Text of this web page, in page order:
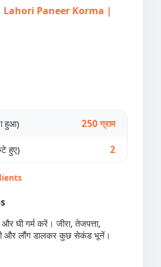
| Lahori Paneer Korma |
हुआ) 250 ग्राम
हुए) 2
घी गर्म करें। जीरा, तेजपत्ता,
और लौंग डालकर कुछ सेकंड भूनें।